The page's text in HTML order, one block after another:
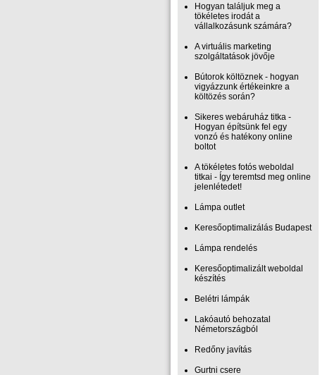
Hogyan találjuk meg a
tökéletes irodát a
vállalkozásunk számára?
A virtuális marketing
szolgáltatások jövője
Bútorok költöznek - hogyan
vigyázzunk értékeinkre a
költözés során?
Sikeres webáruház titka -
Hogyan építsünk fel egy
vonzó és hatékony online
boltot
A tökéletes fotós weboldal
titkai - Így teremtsd meg online
jelenlétedet!
Lámpa outlet
Keresőoptimalizálás Budapest
Lámpa rendelés
Keresőoptimalizált weboldal
készítés
Belétri lámpák
Lakóautó behozatal
Németországból
Redőny javítás
Gurtni csere